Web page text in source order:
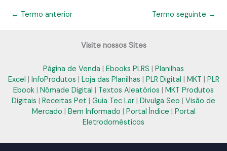
← Termo anterior Termo seguinte →
Visite nossos Sites
Página de Venda Ebooks PLRS
Planilhas
Excel
InfoProdutos Loja das Planilhas PLR Digital MKT
PLR
Ebook Nômade Digital Textos Aleatórios
MKT Produtos
Digitais
Receitas Pet Guia Tec Lar Divulga Seo
Visão de
Mercado
Bem Informado Portal Índice
Portal
Eletrodomésticos